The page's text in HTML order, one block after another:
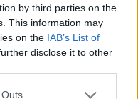
by third parties on the
This information may
on the IAB’s List of
disclose it to other
να παράγει
είναι
τρόφιμα
μας.